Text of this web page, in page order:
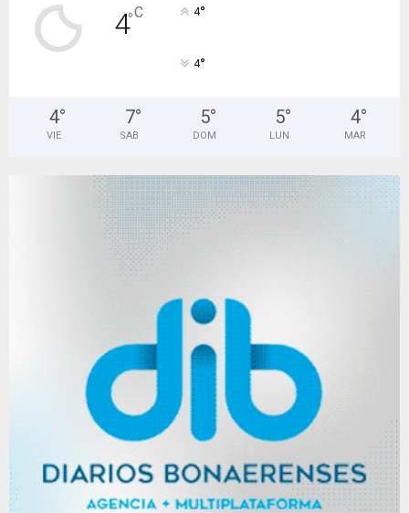
4°C 4°
4°
4°
VIE
7°
SAB
5°
DOM
5°
LUN
4°
MAR